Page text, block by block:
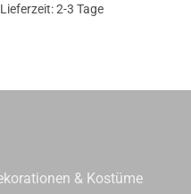
Lieferzeit:2-3 Tage
& Kostüme